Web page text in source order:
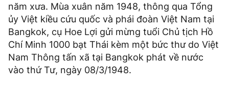
năm xưa. Mùa xuân năm 1948, thông qua Tổng
ủy Việt kiều cứu quốc và phái đoàn Việt Nam tại
Bangkok, cụ Hoe Lợi gửi mừng tuổi Chủ tịch Hồ
Chí Minh 1000 bạt Thái kèm một bức thư do Việt
Nam Thông tấn xã tại Bangkok phát về nước
vào thứ Tư, ngày 08/3/1948.